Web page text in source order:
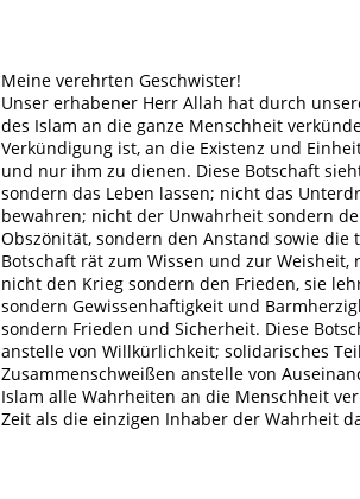
Meine verehrten Geschwister!
Unser erhabener Herr Allah hat durch
des Islam an die ganze Menschheit
Verkündigung ist, an die Existenz und
und nur ihm zu dienen. Diese Botschaft
sondern das Leben lassen; nicht das
bewahren; nicht der Unwahrheit sondern
Obszönität, sondern den Anstand sowie
Botschaft rät zum Wissen und zur
nicht den Krieg sondern den Frieden, sie
sondern Gewissenhaftigkeit und
sondern Frieden und Sicherheit. Diese
anstelle von Willkürlichkeit; solidarisches
Zusammenschweißen anstelle von
Islam alle Wahrheiten an die Menschheit
Zeit als die einzigen Inhaber der Wahrheit